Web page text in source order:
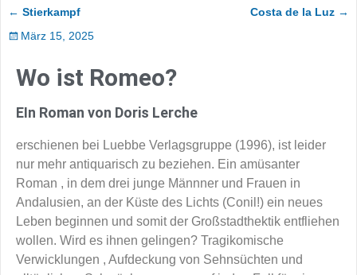
Artikelnavigation
← Stierkampf Costa de la Luz →
März 15, 2025
Wo ist Romeo?
EIn Roman von Doris Lerche
erschienen bei Luebbe Verlagsgruppe (1996), ist leider
nur mehr antiquarisch zu beziehen. Ein amüsanter
Roman , in dem drei junge Männner und Frauen in
Andalusien, an der Küste des Lichts (Conil!) ein neues
Leben beginnen und somit der Großstadthektik entfliehen
wollen. Wird es ihnen gelingen? Tragikomische
Verwicklungen , Aufdeckung von Sehnsüchten und